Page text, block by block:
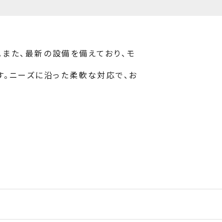
た、最新の設備を備えており、モ
ニーズに沿った柔軟な対応で、お